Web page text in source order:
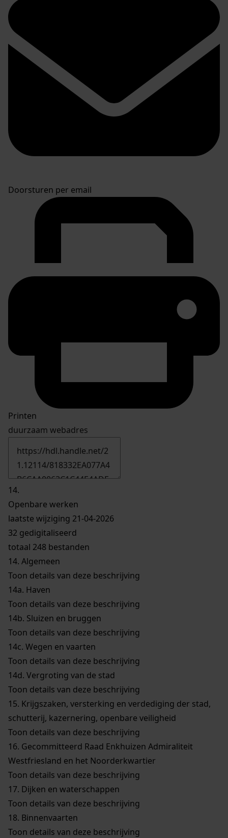
Doorsturen per email
Printen
duurzaam webadres
14.
Openbare werken
laatste wijziging 21-04-2026
32 gedigitaliseerd
totaal 248 bestanden
14. Algemeen
Toon details van deze beschrijving
14a. Haven
Toon details van deze beschrijving
14b. Sluizen en bruggen
Toon details van deze beschrijving
14c. Wegen en vaarten
Toon details van deze beschrijving
14d. Vergroting van de stad
Toon details van deze beschrijving
15. Krijgszaken, versterking en verdediging der stad,
schutterij, kazernering, openbare veiligheid
Toon details van deze beschrijving
16. Gecommitteerd Raad Enkhuizen Admiraliteit
Westfriesland en het Noorderkwartier
Toon details van deze beschrijving
17. Dijken en waterschappen
Toon details van deze beschrijving
18. Binnenvaarten
Toon details van deze beschrijving